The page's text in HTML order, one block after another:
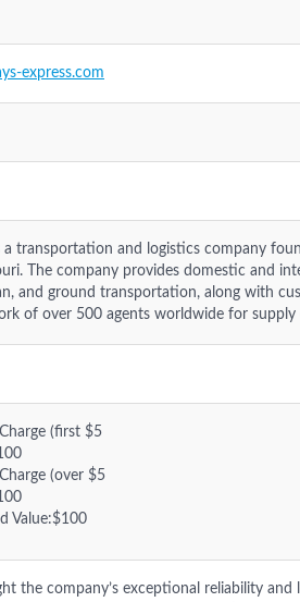
express.com
a transportation and logistics company
The company provides domestic and
and ground transportation, along with
of over 500 agents worldwide for supply
(first $5
(over $5
Value:$100
the company’s exceptional reliability